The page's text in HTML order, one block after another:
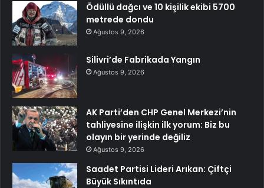
Ödüllü dağcı ve 10 kişilik ekibi 5700
metrede dondu
Ağustos 9, 2026
Silivri’de Fabrikada Yangın
Ağustos 9, 2026
AK Parti’den CHP Genel Merkezi’nin
tahliyesine ilişkin ilk yorum: Biz bu
olayın bir yerinde değiliz
Ağustos 9, 2026
Saadet Partisi Lideri Arıkan: Çiftçi
Büyük Sıkıntıda